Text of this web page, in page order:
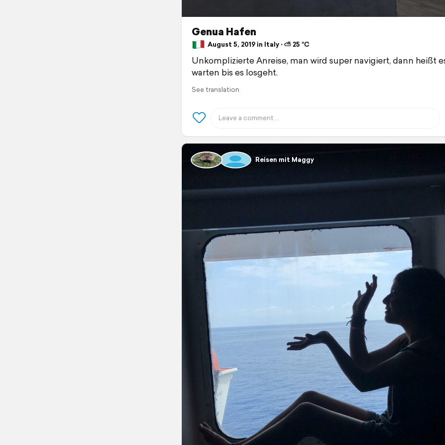
Genua Hafen
August 5, 2019 in Italy ⋅ ⛅ 25 °C
Unkomplizierte Anreise, man wird super navigiert, dann heißt
warten bis es losgeht.
See translation
Reisen mit Maggy